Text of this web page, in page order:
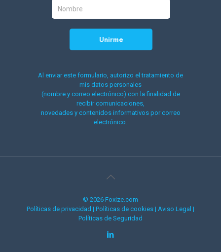
Al enviar este formulario, autorizo el tratamiento de
mis datos personales
(nombre y correo electrónico) con la finalidad de
recibir comunicaciones,
novedades y contenidos informativos por correo
electrónico.
© 2026 Foxize.com
Políticas de privacidad | Políticas de cookies | Aviso Legal |
Políticas de Seguridad